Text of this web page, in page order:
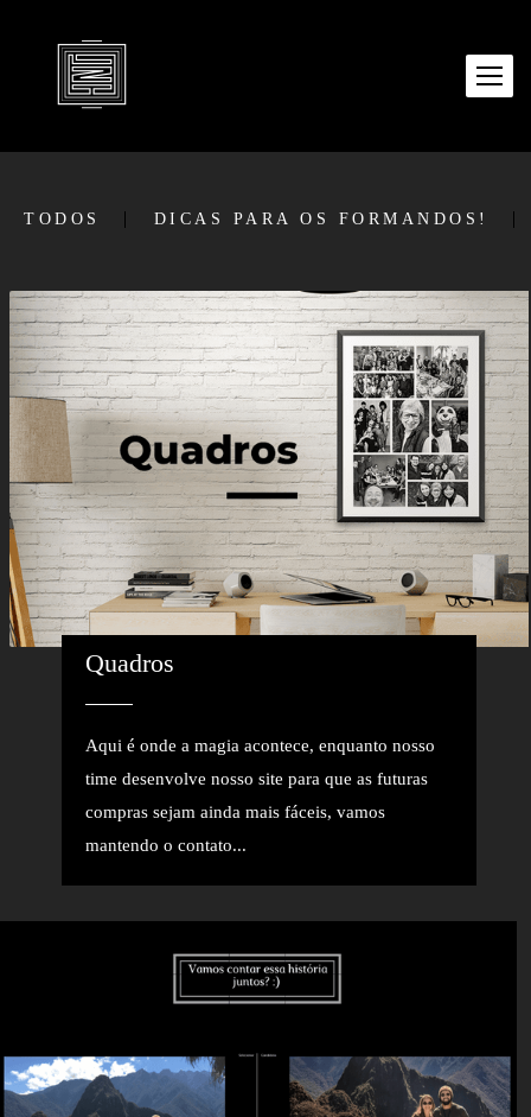
TODOS DICAS PARA OS FORMANDOS!
Quadros
Aqui é onde a magia acontece, enquanto nosso
time desenvolve nosso site para que as futuras
compras sejam ainda mais fáceis, vamos
mantendo o contato...